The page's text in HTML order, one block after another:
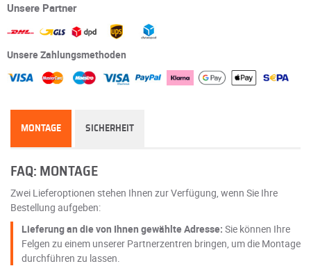
Unsere Partner
Unsere Zahlungsmethoden
MONTAGE SICHERHEIT
FAQ: MONTAGE
Zwei Lieferoptionen stehen Ihnen zur Verfügung, wenn Sie Ihre
Bestellung aufgeben:
Lieferung an die von Ihnen gewählte Adresse: Sie können Ihre
Felgen zu einem unserer Partnerzentren bringen, um die Montage
durchführen zu lassen.